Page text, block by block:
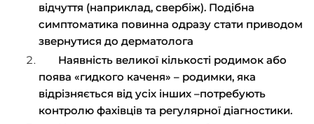
відчуття (наприклад, свербіж). Подібна
симптоматика повинна одразу стати приводом
звернутися до дерматолога
Наявність великої кількості родимок або
поява «гидкого каченя» – родимки, яка
відрізняється від усіх інших –потребують
контролю фахівців та регулярної діагностики.